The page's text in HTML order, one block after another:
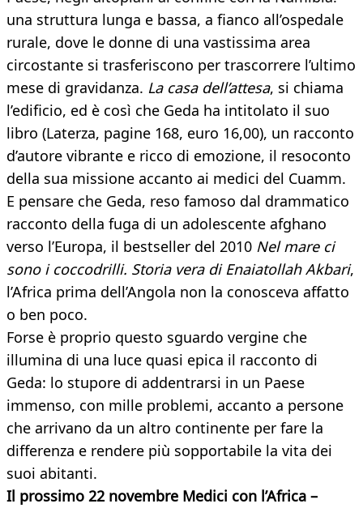
una struttura lunga e bassa, a fianco all’ospedale
rurale, dove le donne di una vastissima area
circostante si trasferiscono per trascorrere l’ultimo
mese di gravidanza. La casa dell’attesa, si chiama
l’edificio, ed è così che Geda ha intitolato il suo
libro (Laterza, pagine 168, euro 16,00), un racconto
d’autore vibrante e ricco di emozione, il resoconto
della sua missione accanto ai medici del Cuamm.
E pensare che Geda, reso famoso dal drammatico
racconto della fuga di un adolescente afghano
verso l’Europa, il bestseller del 2010 Nel mare ci
sono i coccodrilli. Storia vera di Enaiatollah Akbari,
l’Africa prima dell’Angola non la conosceva affatto
o ben poco.
Forse è proprio questo sguardo vergine che
illumina di una luce quasi epica il racconto di
Geda: lo stupore di addentrarsi in un Paese
immenso, con mille problemi, accanto a persone
che arrivano da un altro continente per fare la
differenza e rendere più sopportabile la vita dei
suoi abitanti.
Il prossimo 22 novembre Medici con l’Africa –